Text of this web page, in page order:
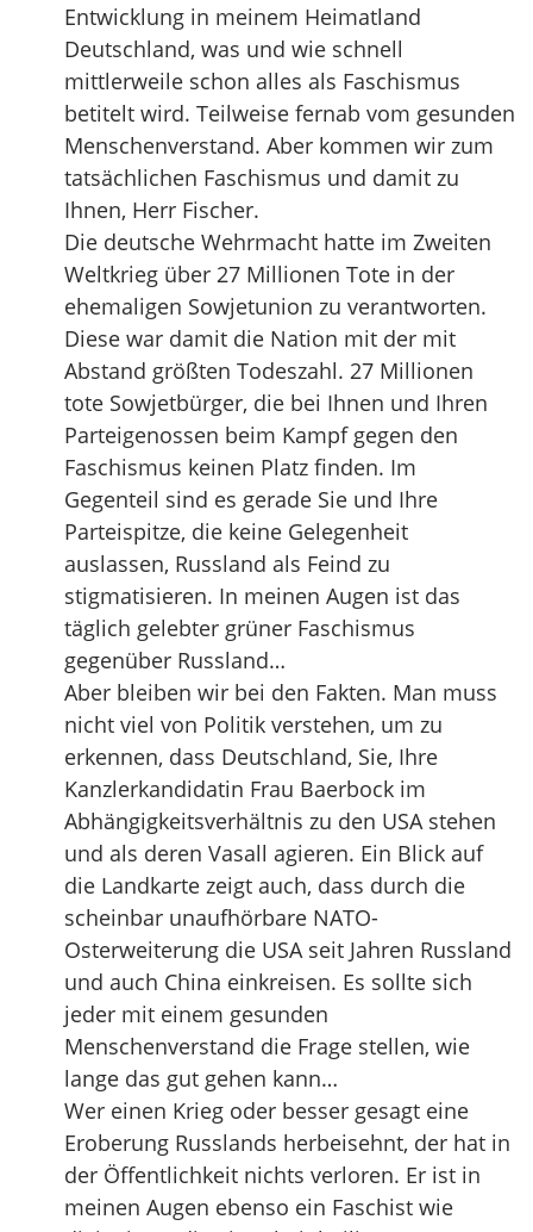
Entwicklung in meinem Heimatland
Deutschland, was und wie schnell
mittlerweile schon alles als Faschismus
betitelt wird. Teilweise fernab vom gesunden
Menschenverstand. Aber kommen wir zum
tatsächlichen Faschismus und damit zu
Ihnen, Herr Fischer.
Die deutsche Wehrmacht hatte im Zweiten
Weltkrieg über 27 Millionen Tote in der
ehemaligen Sowjetunion zu verantworten.
Diese war damit die Nation mit der mit
Abstand größten Todeszahl. 27 Millionen
tote Sowjetbürger, die bei Ihnen und Ihren
Parteigenossen beim Kampf gegen den
Faschismus keinen Platz finden. Im
Gegenteil sind es gerade Sie und Ihre
Parteispitze, die keine Gelegenheit
auslassen, Russland als Feind zu
stigmatisieren. In meinen Augen ist das
täglich gelebter grüner Faschismus
gegenüber Russland…
Aber bleiben wir bei den Fakten. Man muss
nicht viel von Politik verstehen, um zu
erkennen, dass Deutschland, Sie, Ihre
Kanzlerkandidatin Frau Baerbock im
Abhängigkeitsverhältnis zu den USA stehen
und als deren Vasall agieren. Ein Blick auf
die Landkarte zeigt auch, dass durch die
scheinbar unaufhörbare NATO-
Osterweiterung die USA seit Jahren Russland
und auch China einkreisen. Es sollte sich
jeder mit einem gesunden
Menschenverstand die Frage stellen, wie
lange das gut gehen kann…
Wer einen Krieg oder besser gesagt eine
Eroberung Russlands herbeisehnt, der hat in
der Öffentlichkeit nichts verloren. Er ist in
meinen Augen ebenso ein Faschist wie